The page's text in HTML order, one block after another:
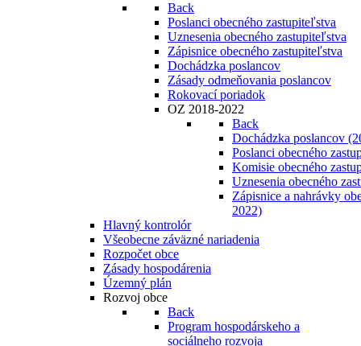
Back
Poslanci obecného zastupiteľstva
Uznesenia obecného zastupiteľstva
Zápisnice obecného zastupiteľstva
Dochádzka poslancov
Zásady odmeňovania poslancov
Rokovací poriadok
OZ 2018-2022
Back
Dochádzka poslancov
Poslanci obecného
Komisie obecného
Uznesenia obecného
Zápisnice a nahrávky
2022)
Hlavný kontrolór
Všeobecne záväzné nariadenia
Rozpočet obce
Zásady hospodárenia
Územný plán
Rozvoj obce
Back
Program hospodárskeho a
sociálneho rozvoja